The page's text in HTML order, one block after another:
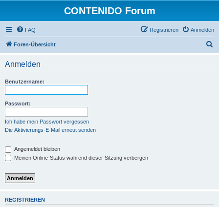
CONTENIDO Forum
FAQ Anmelden
Registrieren
Foren-Übersicht
Anmelden
Benutzername:
Passwort:
Ich habe mein Passwort vergessen
Die Aktivierungs-E-Mail erneut senden
Angemeldet bleiben
Meinen Online-Status während dieser Sitzung verbergen
REGISTRIEREN